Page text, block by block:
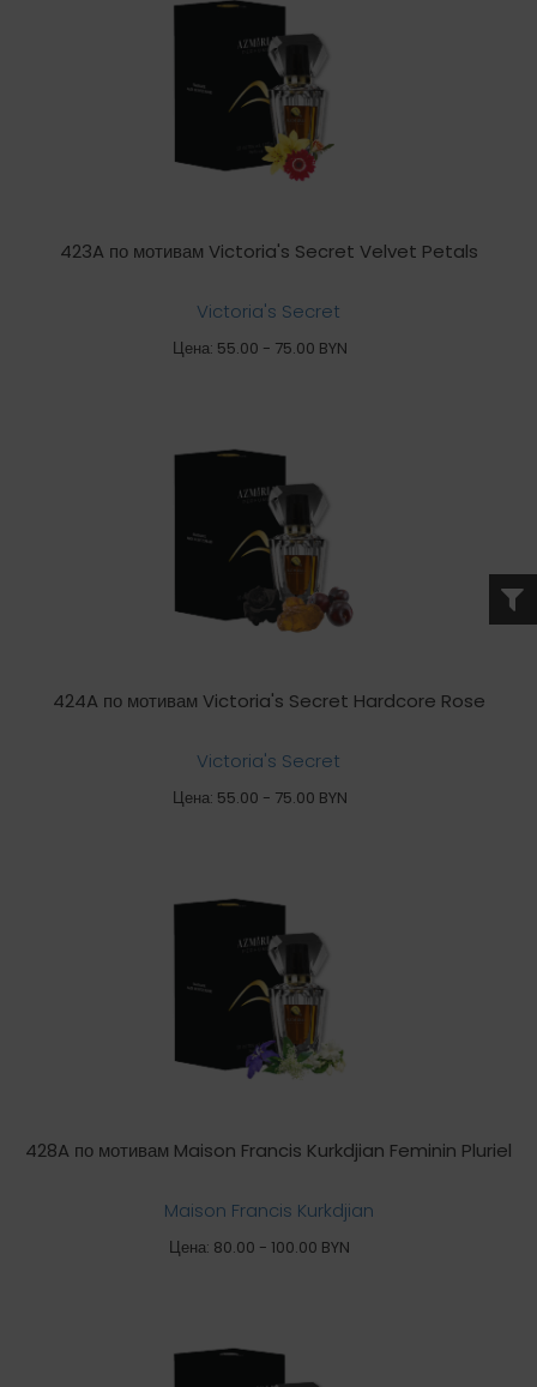
423A по мотивам Victoria's Secret Velvet Petals
Victoria's Secret
Цена: 55.00 - 75.00 BYN
424A по мотивам Victoria's Secret Hardcore Rose
Victoria's Secret
Цена: 55.00 - 75.00 BYN
428A по мотивам Maison Francis Kurkdjian Feminin Pluriel
Maison Francis Kurkdjian
Цена: 80.00 - 100.00 BYN